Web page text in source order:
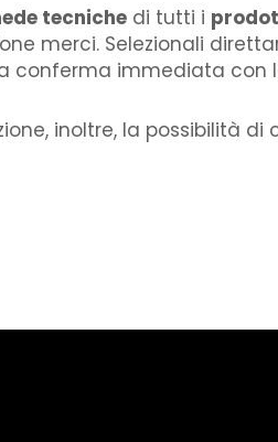
tecniche di tutti i
merci. Selezionali
conferma immediata con
inoltre, la possibilità